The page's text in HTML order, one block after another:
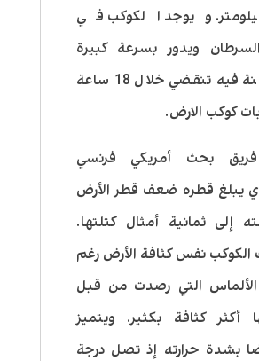
ويوجد الكوكب في
ويدور بسرعة كبيرة
تجعل السنة فيه تنقضي خلال 18 ساعة
كوكب الارض.
بحث أمريكي فرنسي
يبلغ قطره ضعف قطر الأرض
إلى ثمانية أمثال كتلتها.
الكوكب نفس كثافة الأرض رغم
التي رصدت من قبل
أكثر كثافة بكثير. ويتميز
بشدة حرارته إذ تصل درجة